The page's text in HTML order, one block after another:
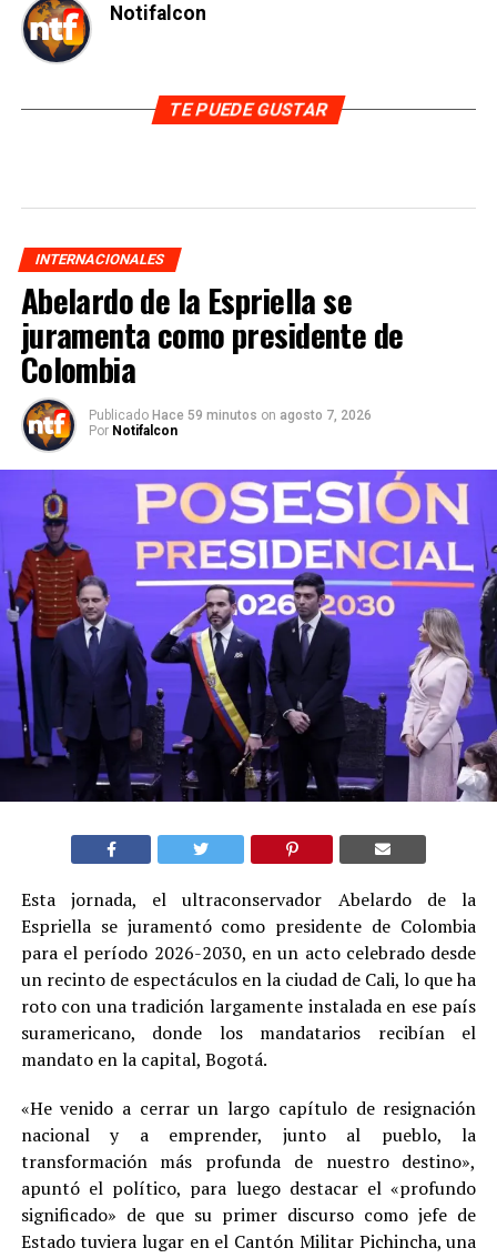
Notifalcon
TE PUEDE GUSTAR
INTERNACIONALES
Abelardo de la Espriella se
juramenta como presidente de
Colombia
Publicado Hace 59 minutos on agosto 7, 2026
Por Notifalcon
Esta jornada, el ultraconservador Abelardo de la
Espriella se juramentó como presidente de Colombia
para el período 2026-2030, en un acto celebrado desde
un recinto de espectáculos en la ciudad de Cali, lo que ha
roto con una tradición largamente instalada en ese país
suramericano, donde los mandatarios recibían el
mandato en la capital, Bogotá.
«He venido a cerrar un largo capítulo de resignación
nacional y a emprender, junto al pueblo, la
transformación más profunda de nuestro destino»,
apuntó el político, para luego destacar el «profundo
significado» de que su primer discurso como jefe de
Estado tuviera lugar en el Cantón Militar Pichincha, una